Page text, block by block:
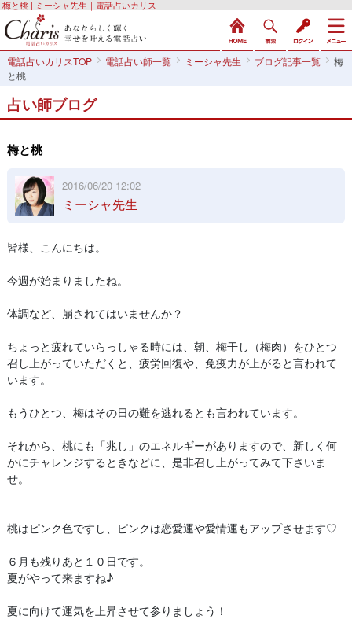
梅と桃 | ミーシャ先生｜電話占いカリス
電話占いカリスTOP 電話占い師一覧 ミーシャ先生 ブログ記事一覧
梅
と桃
占い師ブログ
梅と桃
2016/06/20 12:02
ミーシャ先生
皆様、こんにちは。
今週が始まりましたね。
体調など、崩されてはいませんか？
ちょっと疲れていらっしゃる時には、朝、梅干し（梅肉）をひとつ
召し上がっていただくと、疲労回復や、免疫力が上がると言われて
います。
もうひとつ、梅はその日の難を逃れるとも言われています。
それから、桃にも「兆し」のエネルギーがありますので、新しく何
かにチャレンジするときなどに、是非召し上がってみて下さいま
せ。
桃はピンク色ですし、ピンクは恋愛運や愛情運もアップさせます♡
６月も残りあと１０日です。
夏がやって来ますね♪
夏に向けて運気を上昇させて参りましょう！